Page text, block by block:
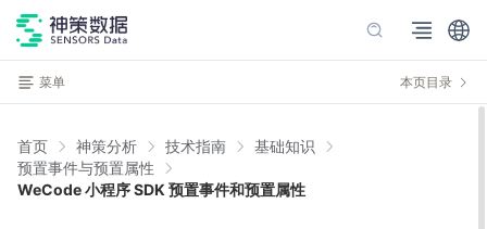
菜单 本页目录
首页 神策分析 技术指南
基础知识
预置事件与预置属性
WeCode 小程序 SDK 预置事件和预置属性